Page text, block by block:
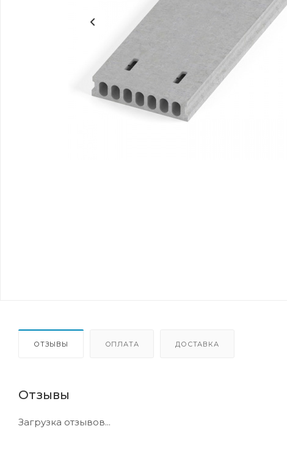
ОТЗЫВЫ ОПЛАТА ДОСТАВКА
Отзывы
Загрузка отзывов...